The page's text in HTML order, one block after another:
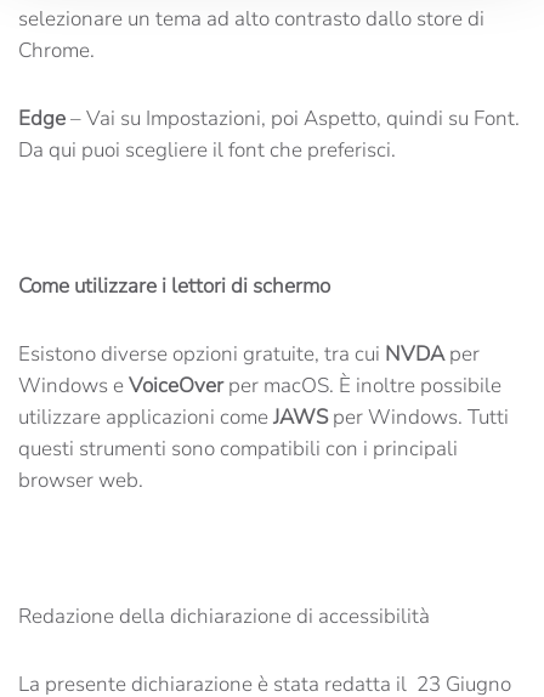
selezionare un tema ad alto contrasto dallo store di
Chrome.
Edge– Vai su Impostazioni, poi Aspetto, quindi su Font.
Da qui puoi scegliere il font che preferisci.
Come utilizzare i lettori di schermo
Esistono diverse opzioni gratuite, tra cui NVDAper
Windows eVoiceOverper macOS. È inoltre possibile
utilizzare applicazioni comeJAWSper Windows. Tutti
questi strumenti sono compatibili con i principali
browser web.
Redazione della dichiarazione di accessibilità
La presente dichiarazione è stata redatta il 23 Giugno